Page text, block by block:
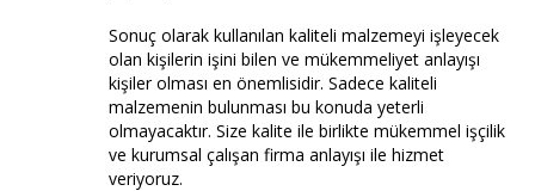
Sonuç olarak kullanılan kaliteli malzemeyi işleyecek
olan kişilerin işini bilen ve mükemmeliyet anlayışı
kişiler olması en önemlisidir. Sadece kaliteli
malzemenin bulunması bu konuda yeterli
olmayacaktır. Size kalite ile birlikte mükemmel işçilik
ve kurumsal çalışan firma anlayışı ile hizmet
veriyoruz.